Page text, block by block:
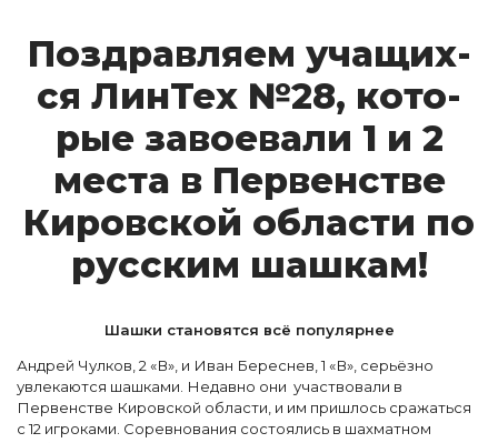
Поз­драв­ля­ем у­ча­щих­
ся Лин­Тех №28, ко­то­
рые за­во­е­ва­ли 1 и 2
мес­та в Пер­венс­тве
Ки­ров­ской об­ласти по
рус­ским шаш­кам!
Шашки становятся всё популярнее
Андрей Чулков, 2 «В», и Иван Береснев, 1 «В», серьёзно
увлекаются шашками. Недавно они участвовали в
Первенстве Кировской области, и им пришлось сражаться
с 12 игроками. Соревнования состоялись в шахматном